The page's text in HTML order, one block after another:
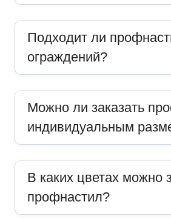
Подходит ли
ограждений?
Можно ли заказать
индивидуальным
В каких цветах можно
профнастил?